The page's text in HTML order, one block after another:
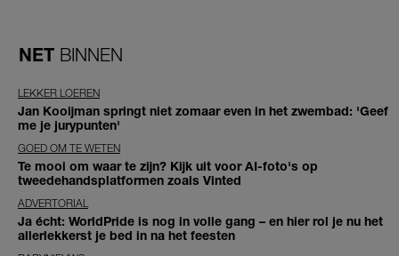
NET BINNEN
LEKKER LOEREN
Jan Kooijman springt niet zomaar even in het zwembad: 'Geef
me je jurypunten'
GOED OM TE WETEN
Te mooi om waar te zijn? Kijk uit voor AI-foto's op
tweedehandsplatformen zoals Vinted
ADVERTORIAL
Ja écht: WorldPride is nog in volle gang – en hier rol je nu het
allerlekkerst je bed in na het feesten